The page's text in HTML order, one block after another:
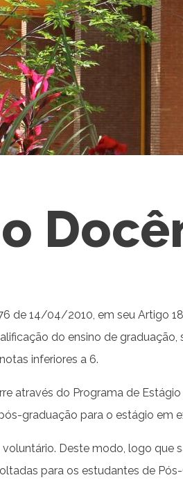
de 14/04/2010, em seu Artigo
do ensino de
inferiores a 6.
através do Programa de
graduação para o estágio em
Deste modo, logo
para os estudantes de